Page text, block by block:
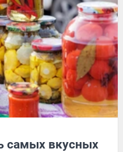
самых вкусных